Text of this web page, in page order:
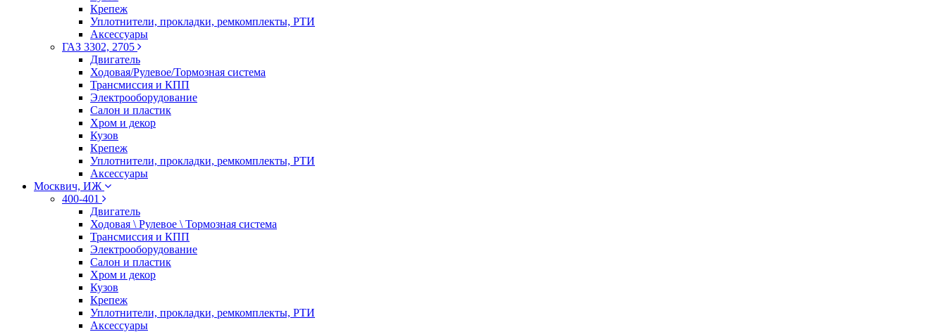
Крепеж
Уплотнители, прокладки, ремкомплекты, РТИ
Аксессуары
ГАЗ 3302, 2705
Двигатель
Ходовая/Рулевое/Тормозная система
Трансмиссия и КПП
Электрооборудование
Салон и пластик
Хром и декор
Кузов
Крепеж
Уплотнители, прокладки, ремкомплекты, РТИ
Аксессуары
Москвич, ИЖ
400-401
Двигатель
Ходовая \ Рулевое \ Тормозная система
Трансмиссия и КПП
Электрооборудование
Салон и пластик
Хром и декор
Кузов
Крепеж
Уплотнители, прокладки, ремкомплекты, РТИ
Аксессуары